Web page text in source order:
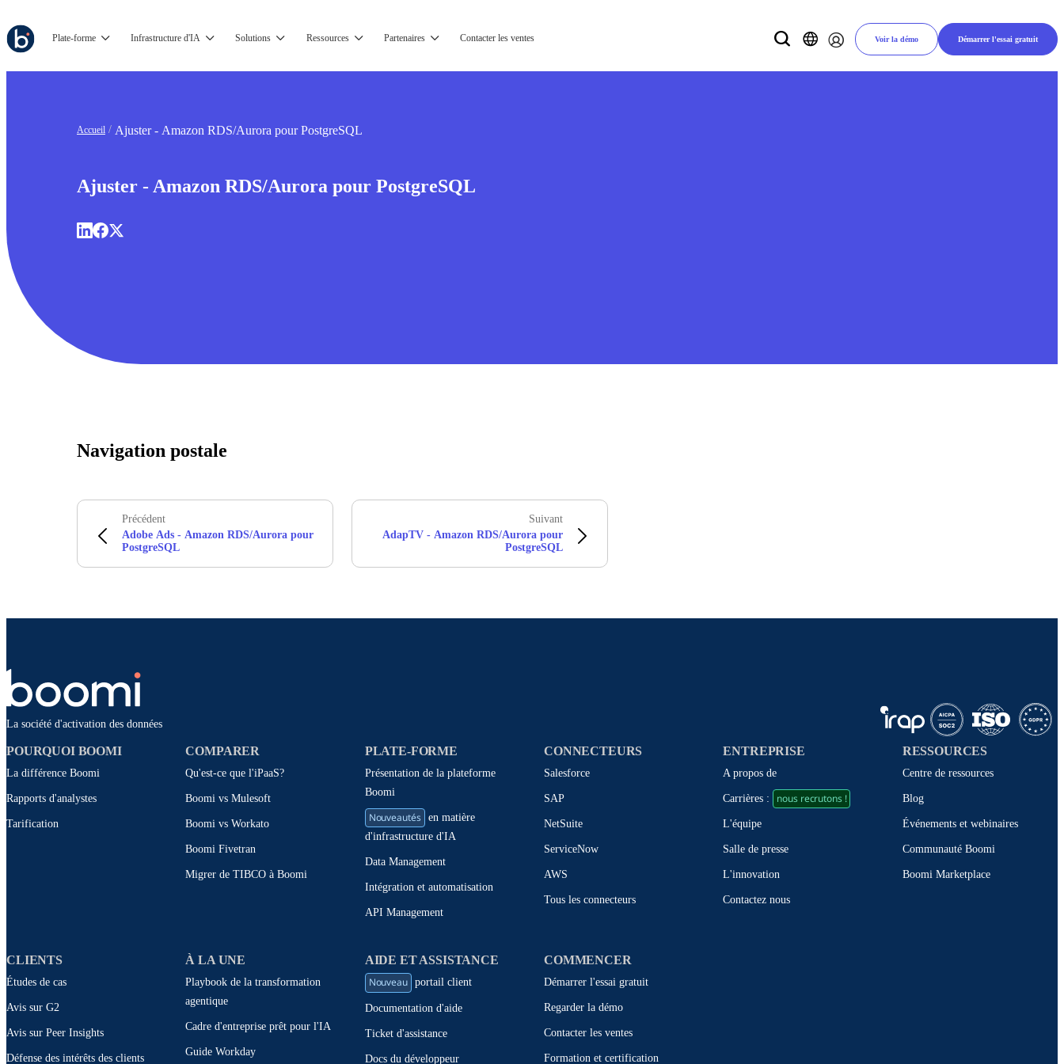
Plate-forme Infrastructure d'IA Solutions Ressources Partenaires Contacter les ventes Voir la démo Démarrer l'essai gratuit
Accueil Ajuster - Amazon RDS/Aurora pour PostgreSQL
Ajuster - Amazon RDS/Aurora pour PostgreSQL
Navigation postale
Précédent
Adobe Ads - Amazon RDS/Aurora pour
PostgreSQL
Suivant
AdapTV - Amazon RDS/Aurora pour
PostgreSQL
La société d'activation des données
POURQUOI BOOMI
La différence Boomi
Rapports d'analystes
Tarification
COMPARER
Qu'est-ce que l'iPaaS?
Boomi vs Mulesoft
Boomi vs Workato
Boomi Fivetran
Migrer de TIBCO à Boomi
PLATE-FORME
Présentation de la plateforme
Boomi
Nouveautés
en matière
d'infrastructure d'IA
Data Management
Intégration et automatisation
API Management
CONNECTEURS
Salesforce
SAP
NetSuite
ServiceNow
AWS
Tous les connecteurs
ENTREPRISE
A propos de
Carrières : nous recrutons !
L'équipe
Salle de presse
L'innovation
Contactez nous
RESSOURCES
Centre de ressources
Blog
Événements et webinaires
Communauté Boomi
Boomi Marketplace
CLIENTS
Études de cas
Avis sur G2
Avis sur Peer Insights
Défense des intérêts des clients
À LA UNE
Playbook de la transformation
agentique
Cadre d'entreprise prêt pour l'IA
Guide Workday
AIDE ET ASSISTANCE
Nouveau
portail client
Documentation d'aide
Ticket d'assistance
Docs du développeur
COMMENCER
Démarrer l'essai gratuit
Regarder la démo
Contacter les ventes
Formation et certification